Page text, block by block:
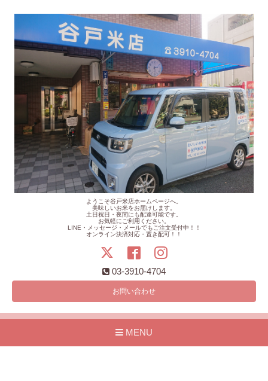
ようこそ谷戸米店ホームページへ。
美味しいお米をお届けします。
土日祝日・夜間にも配達可能です。
お気軽にご利用ください。
LINE・メッセージ・メールでもご注文受付中！！
オンライン決済対応・置き配可！！
03-3910-4704
お問い合わせ
MENU